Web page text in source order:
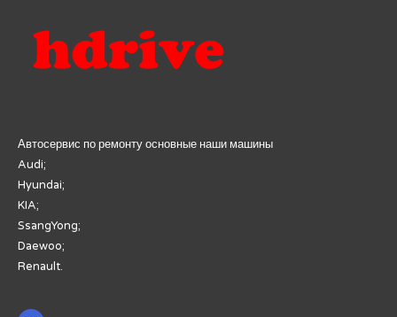
Автосервис по ремонту основные наши машины
Audi;
Hyundai;
KIA;
SsangYong;
Daewoo;
Renault.